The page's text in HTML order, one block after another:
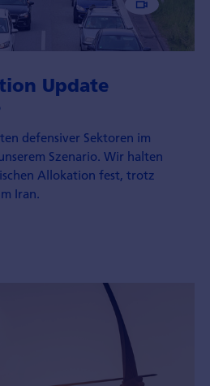
Update
defensiver Sektoren im
Szenario. Wir halten
Allokation fest, trotz
Iran.